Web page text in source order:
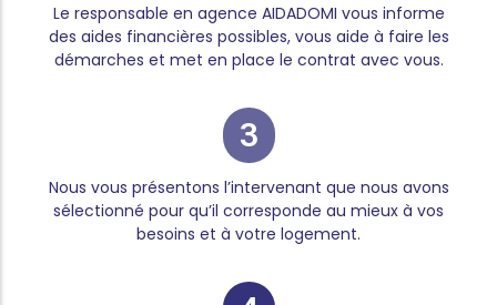
Le responsable en agence AIDADOMI vous informe
des aides financières possibles, vous aide à faire les
démarches et met en place le contrat avec vous.
3
Nous vous présentons l’intervenant que nous avons
sélectionné pour qu’il corresponde au mieux à vos
besoins et à votre logement.